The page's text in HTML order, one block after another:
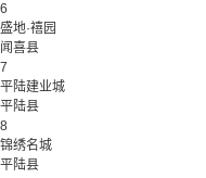
6
盛地·禧园
闻喜县
7
平陆建业城
平陆县
8
锦绣名城
平陆县